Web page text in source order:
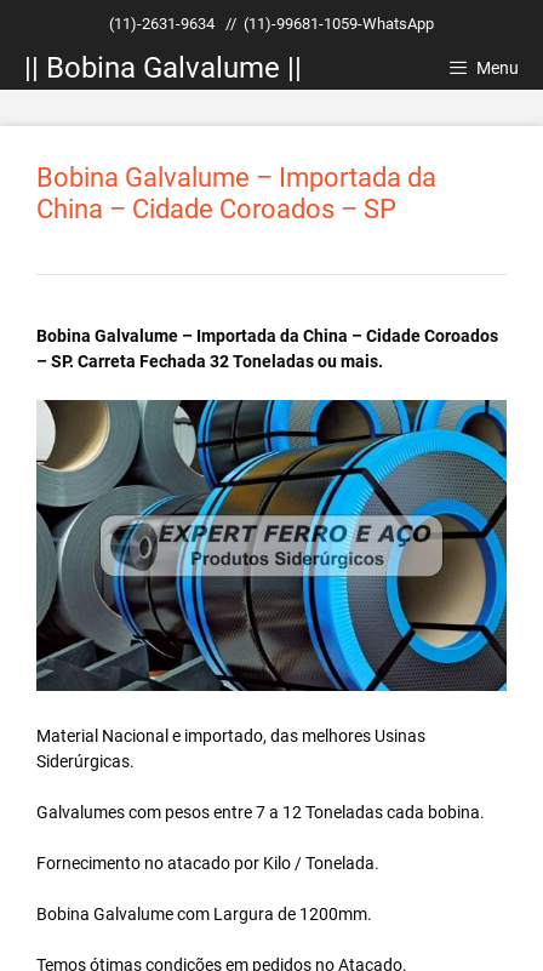
conteúdo
(11)-2631-9634 // (11)-99681-1059-WhatsApp
|| Bobina Galvalume || Menu
Bobina Galvalume – Importada da
China – Cidade Coroados – SP
Bobina Galvalume – Importada da China – Cidade Coroados
– SP. Carreta Fechada 32 Toneladas ou mais.
Material Nacional e importado, das melhores Usinas
Siderúrgicas.
Galvalumes com pesos entre 7 a 12 Toneladas cada bobina.
Fornecimento no atacado por Kilo / Tonelada.
Bobina Galvalumecom Largura de 1200mm.
Temos ótimas condições em pedidos no Atacado.